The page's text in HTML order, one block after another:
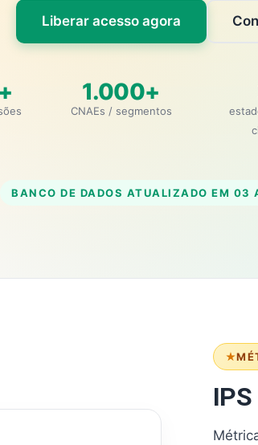
Liberar acesso agora
1.000+
CNAEs / segmentos
BANCO DE DADOS ATUALIZADO EM 03